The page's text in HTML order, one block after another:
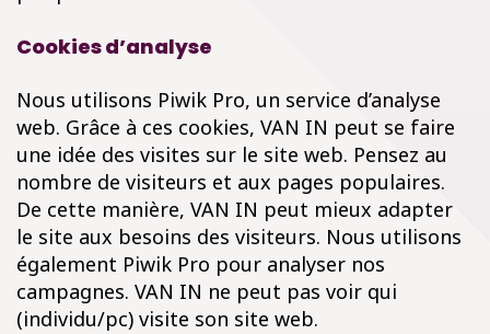
Cookies d’analyse
Nous utilisons Piwik Pro, un service d’analyse
web. Grâce à ces cookies, VAN IN peut se faire
une idée des visites sur le site web. Pensez au
nombre de visiteurs et aux pages populaires.
De cette manière, VAN IN peut mieux adapter
le site aux besoins des visiteurs. Nous utilisons
également Piwik Pro pour analyser nos
campagnes. VAN IN ne peut pas voir qui
(individu/pc) visite son site web.